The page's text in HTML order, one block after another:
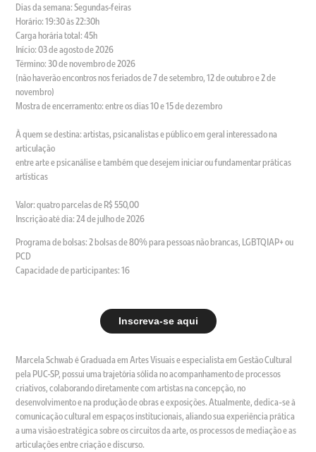
Dias da semana: Segundas-feiras
Horário: 19:30 às 22:30h
Carga horária total: 45h
Início: 03 de agosto de 2026
Término: 30 de novembro de 2026
(não haverão encontros nos feriados de 7 de setembro, 12 de outubro e 2 de
novembro)
Mostra de encerramento: entre os dias 10 e 15 de dezembro
À quem se destina: artistas, psicanalistas e público em geral interessado na
articulação
entre arte e psicanálise e também que desejem iniciar ou fundamentar práticas
artísticas
Valor: quatro parcelas de R$ 550,00
Inscrição até dia: 24 de julho de 2026
Programa de bolsas: 2 bolsas de 80% para pessoas não brancas, LGBTQIAP+ ou
PCD
Capacidade de participantes: 16
Inscreva-se aqui
Marcela Schwab é Graduada em Artes Visuais e especialista em Gestão Cultural
pela PUC-SP, possui uma trajetória sólida no acompanhamento de processos
criativos, colaborando diretamente com artistas na concepção, no
desenvolvimento e na produção de obras e exposições. Atualmente, dedica-se à
comunicação cultural em espaços institucionais, aliando sua experiência prática
a uma visão estratégica sobre os circuitos da arte, os processos de mediação e as
articulações entre criação e discurso.